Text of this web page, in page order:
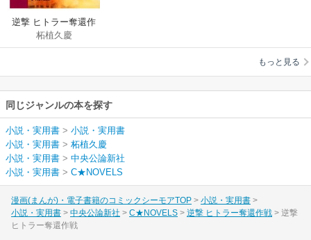
逆撃 ヒトラー奪還作
戦
柘植久慶
もっと見る
同じジャンルの本を探す
小説・実用書 > 小説・実用書
小説・実用書 > 柘植久慶
小説・実用書 > 中央公論新社
小説・実用書 > C★NOVELS
漫画(まんが)・電子書籍のコミックシーモアTOP
小説・実用書
小説・実用書
中央公論新社 C★NOVELS 逆撃 ヒトラー奪還作戦
逆撃
ヒトラー奪還作戦